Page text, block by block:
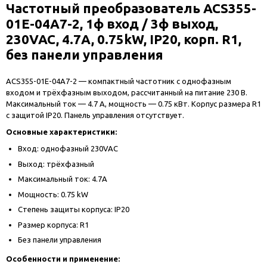
Частотный преобразователь ACS355-
01E-04A7-2, 1ф вход / 3ф выход,
230VAC, 4.7A, 0.75kW, IP20, корп. R1,
без панели управления
ACS355-01E-04A7-2 — компактный частотник с однофазным
входом и трёхфазным выходом, рассчитанный на питание 230 В.
Максимальный ток — 4.7 А, мощность — 0.75 кВт. Корпус размера R1
с защитой IP20. Панель управления отсутствует.
Основные характеристики:
Вход: однофазный 230VAC
Выход: трёхфазный
Максимальный ток: 4.7A
Мощность: 0.75 kW
Степень защиты корпуса: IP20
Размер корпуса: R1
Без панели управления
Особенности и применение: